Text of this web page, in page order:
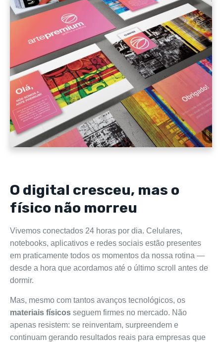
O digital cresceu, mas o
físico não morreu
Vivemos conectados 24 horas por dia. Celulares,
notebooks, aplicativos e redes sociais estão presentes
em praticamente todos os momentos da nossa rotina —
desde a hora que acordamos até o último scroll antes de
dormir.
Mas, mesmo com tantos avanços tecnológicos, os
materiais físicos seguem firmes no mercado. Não
apenas resistem: se reinventam, surpreendem e
continuam gerando resultados reais para empresas que